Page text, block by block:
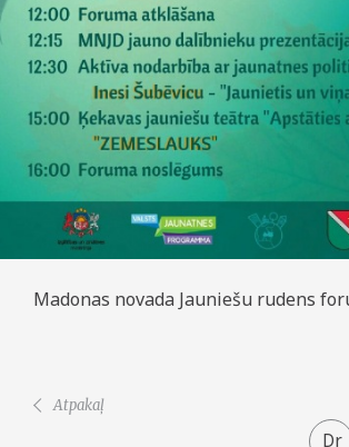
Madonas novada Jauniešu rudens
Atpakaļ